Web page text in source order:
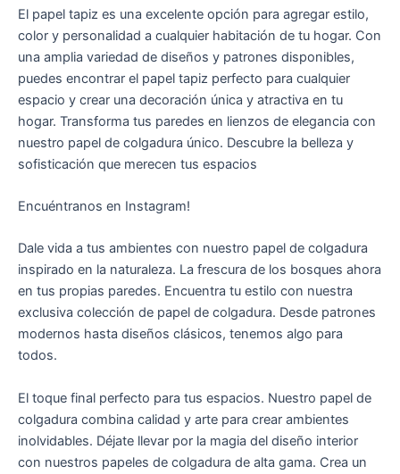
El papel tapiz es una excelente opción para agregar estilo,
color y personalidad a cualquier habitación de tu hogar. Con
una amplia variedad de diseños y patrones disponibles,
puedes encontrar el papel tapiz perfecto para cualquier
espacio y crear una decoración única y atractiva en tu
hogar. Transforma tus paredes en lienzos de elegancia con
nuestro papel de colgadura único. Descubre la belleza y
sofisticación que merecen tus espacios
Encuéntranos en Instagram!
Dale vida a tus ambientes con nuestro papel de colgadura
inspirado en la naturaleza. La frescura de los bosques ahora
en tus propias paredes. Encuentra tu estilo con nuestra
exclusiva colección de papel de colgadura. Desde patrones
modernos hasta diseños clásicos, tenemos algo para
todos.
El toque final perfecto para tus espacios. Nuestro papel de
colgadura combina calidad y arte para crear ambientes
inolvidables. Déjate llevar por la magia del diseño interior
con nuestros papeles de colgadura de alta gama. Crea un